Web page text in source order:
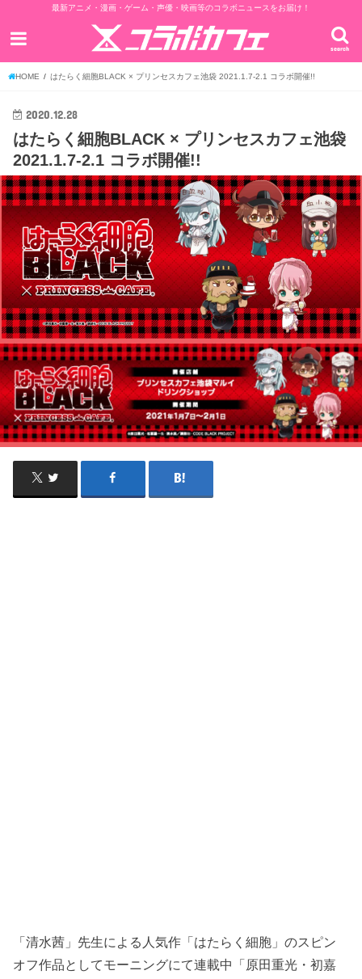
最新アニメ・漫画・ゲーム・声優・映画等のコラボニュースをお届け！
search
HOME はたらく細胞BLACK × プリンセスカフェ池袋 2021.1.7-2.1 コラボ開催!!
2020.12.28
はたらく細胞BLACK × プリンセスカフェ池袋
2021.1.7-2.1 コラボ開催!!
「清水茜」先生による人気作「はたらく細胞」のスピン
オフ作品としてモーニングにて連載中「原田重光・初嘉